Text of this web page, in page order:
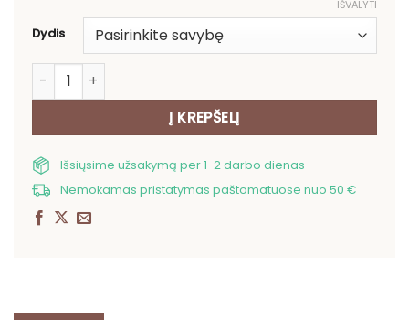
Dydis
IŠVALYTI
produkto kiekis: Medvilninis rankšluostis Papiljonas
Į KREPŠELĮ
Išsiųsime užsakymą per 1-2 darbo dienas
Nemokamas pristatymas paštomatuose nuo 50 €